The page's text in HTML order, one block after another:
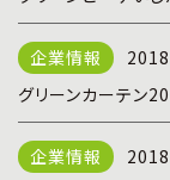
グリーンカーテン